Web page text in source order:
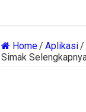
Home/ Aplikasi/
Simak